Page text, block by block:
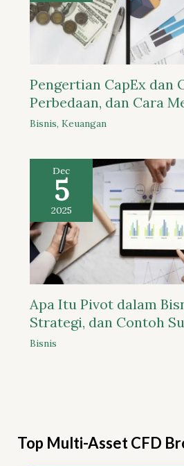
Pengertian CapEx dan
Perbedaan, dan Cara
Bisnis, Keuangan
Dec
5
2025
Apa Itu Pivot dalam
Strategi, dan Contoh
Bisnis
Top Multi-Asset CFD